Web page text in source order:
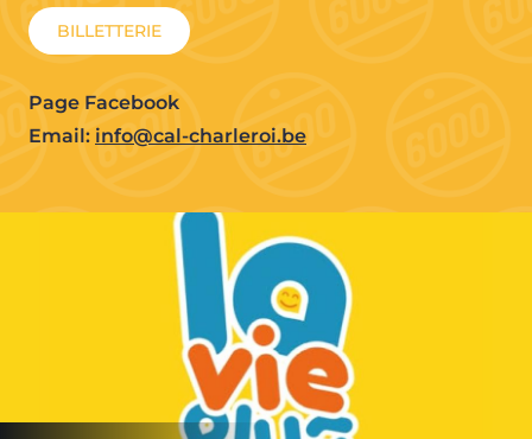
BILLETTERIE
Page Facebook
Email: info@cal-charleroi.be